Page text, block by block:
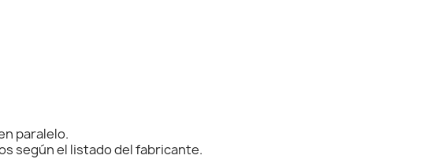
paralelo.
según el listado del fabricante.